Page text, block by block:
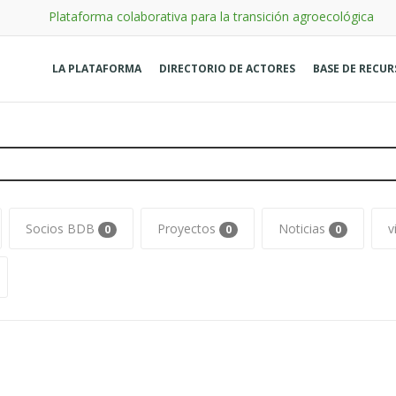
Plataforma colaborativa para la transición agroecológica
LA PLATAFORMA DIRECTORIO DE ACTORES BASE DE
Socios BDB 0 Proyectos 0 Noticias 0